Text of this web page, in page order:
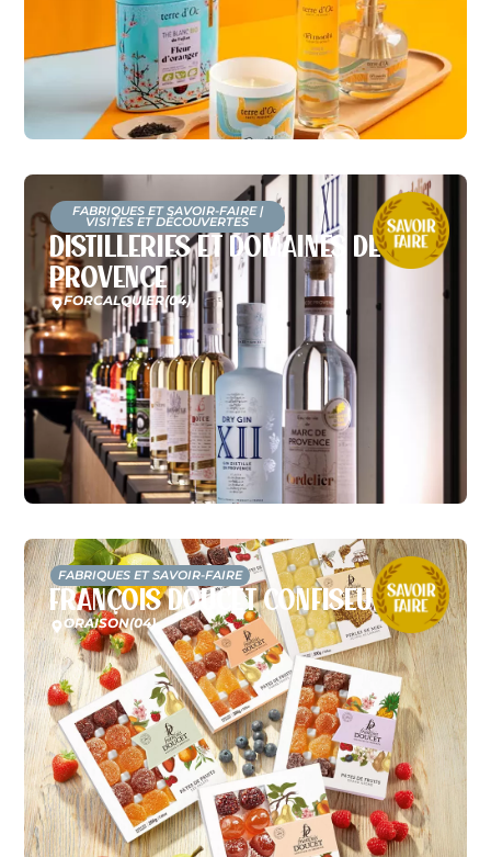
FABRIQUES ET SAVOIR-FAIRE|
VISITES ET DÉCOUVERTES
Distilleries et Domaines de
Provence
FORCALQUIER(04)
FABRIQUES ET SAVOIR-FAIRE
François Doucet Confiseur
ORAISON(04)